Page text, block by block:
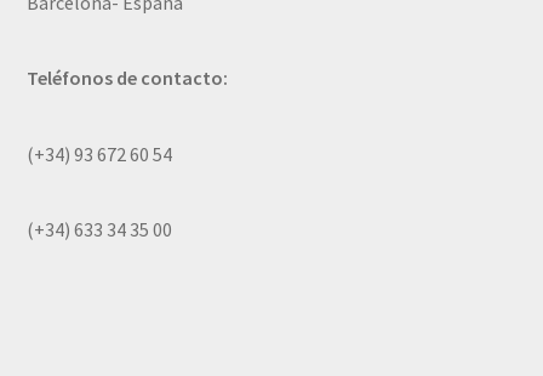
Teléfonos de contacto:
(+34) 93 672 60 54
(+34) 633 34 35 00